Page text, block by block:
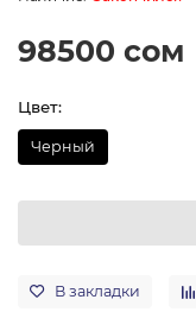
98500 сом
Цвет:
Черный
В закладки